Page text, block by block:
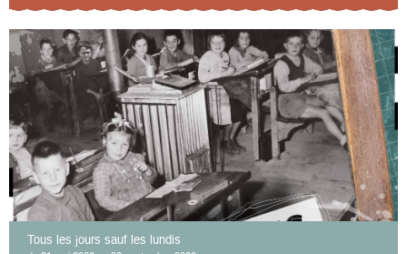
Tous les jours sauf les lundis